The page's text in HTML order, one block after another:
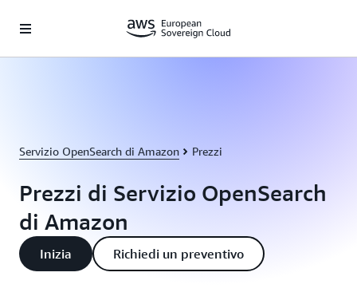
Servizio OpenSearch di Amazon Prezzi
Prezzi di Servizio OpenSearch
di Amazon
Inizia Richiedi un preventivo